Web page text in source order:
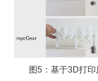
图5：基于3D打